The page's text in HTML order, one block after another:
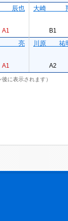
辰也
A1
大崎
B1
亮
A1
川原 祐
A2
に表示されます）